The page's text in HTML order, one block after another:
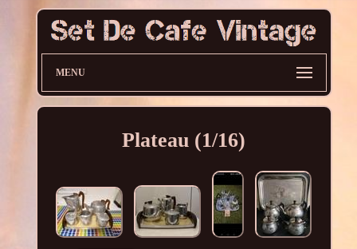
MENU
Plateau (1/16)